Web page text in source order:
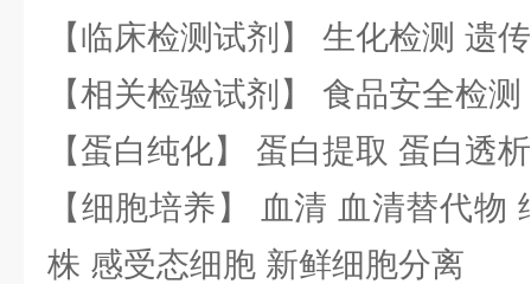
【临床检测试剂】 生化检测 遗
【相关检验试剂】 食品安全检
【蛋白纯化】 蛋白提取 蛋白透
【细胞培养】 血清 血清替代物
株 感受态细胞 新鲜细胞分离